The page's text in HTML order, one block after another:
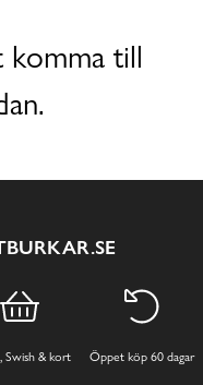
till
Swish & kort Öppet köp 60 dagar